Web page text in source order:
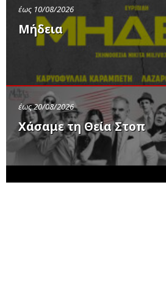
έως 10/08/2026
Μήδεια
έως 20/08/2026
Χάσαμε τη Θεία Στοπ